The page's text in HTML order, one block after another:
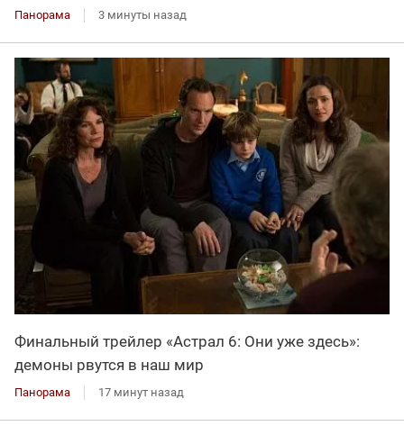
Панорама 3 минуты назад
Финальный трейлер «Астрал 6: Они уже здесь»:
демоны рвутся в наш мир
Панорама 17 минут назад